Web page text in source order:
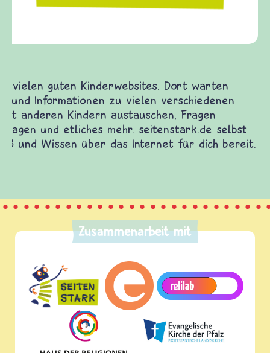
Gewalt informiert und einen Austausch zu
diesem Themenbereich ermöglicht. frieden-
fragen.de bietet Antworten auf wichtige
(Über-)Lebensfragen aus den Bereichen Krieg
und Frieden, Streit und Gewalt.
Zusammenarbeit mit